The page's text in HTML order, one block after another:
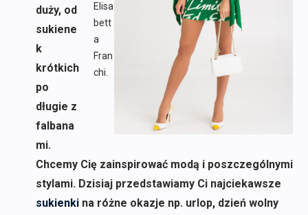
Elisa
bett
a
Fran
chi.
duży, od
sukiene
k
krótkich
po
długie z
falbana
mi.
Chcemy Cię zainspirować modą i poszczególnymi
stylami. Dzisiaj przedstawiamy Ci najciekawsze
sukienkina różne okazje np. urlop, dzień wolny